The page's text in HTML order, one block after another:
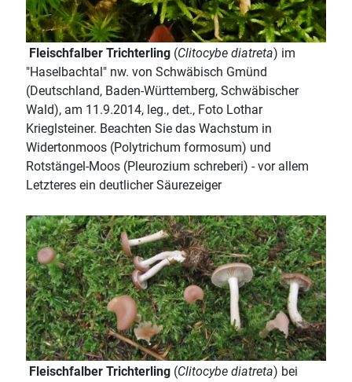
Fleischfalber Trichterling (Clitocybe diatreta) im
"Haselbachtal" nw. von Schwäbisch Gmünd
(Deutschland, Baden-Württemberg, Schwäbischer
Wald), am 11.9.2014, leg., det., Foto Lothar
Krieglsteiner. Beachten Sie das Wachstum in
Widertonmoos (Polytrichum formosum) und
Rotstängel-Moos (Pleurozium schreberi) - vor allem
Letzteres ein deutlicher Säurezeiger
Fleischfalber Trichterling (Clitocybe diatreta) bei